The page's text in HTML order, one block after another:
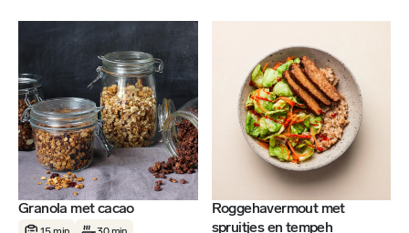
Granola met cacao
Roggehavermout met
spruitjes en tempeh